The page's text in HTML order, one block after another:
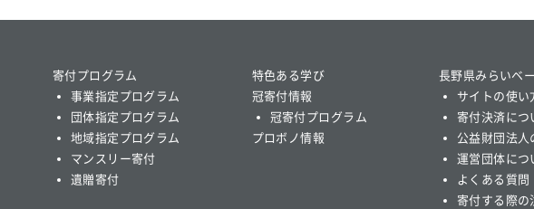
寄付プログラム
事業指定プログラム
団体指定プログラム
地域指定プログラム
マンスリー寄付
遺贈寄付
特色ある学び
冠寄付情報
冠寄付プログラム
プロボノ情報
長野県みらいベ
サイトの使い
寄付決済につ
公益財団法人
運営団体につ
よくある質問
寄付する際の